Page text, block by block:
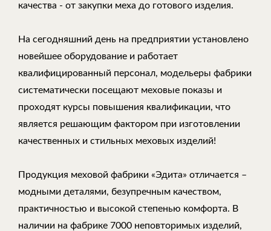
качества - от закупки меха до готового изделия.
На сегодняшний день на предприятии установлено
новейшее оборудование и работает
квалифицированный персонал, модельеры фабрики
систематически посещают меховые показы и
проходят курсы повышения квалификации, что
является решающим фактором при изготовлении
качественных и стильных меховых изделий!
Продукция меховой фабрики «Эдита» отличается –
модными деталями, безупречным качеством,
практичностью и высокой степенью комфорта. В
наличии на фабрике 7000 неповторимых изделий,